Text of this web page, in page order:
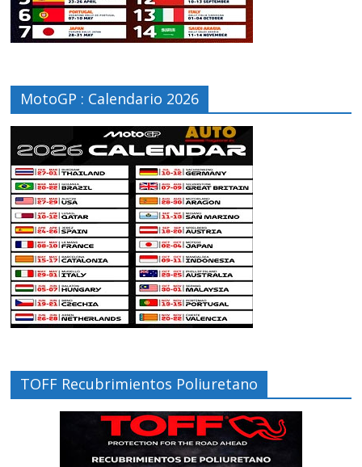
MotoGP : Calendario 2026
TOFF Recubrimientos Poliuretano